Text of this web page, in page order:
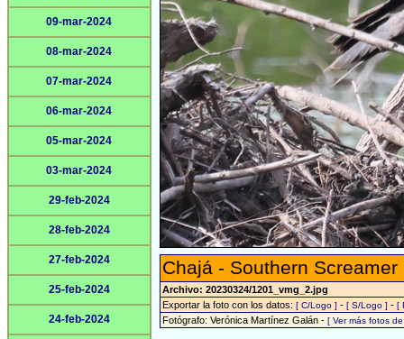
09-mar-2024
08-mar-2024
07-mar-2024
06-mar-2024
05-mar-2024
03-mar-2024
29-feb-2024
28-feb-2024
27-feb-2024
25-feb-2024
24-feb-2024
Chajá - Southern
Archivo: 20230324/1201_vmg_2.jpg
Exportar la foto con los datos: [ C/Logo ] - [ S/Logo ] - [
Fotógrafo: Verónica Martínez Galán - [ Ver más fotos